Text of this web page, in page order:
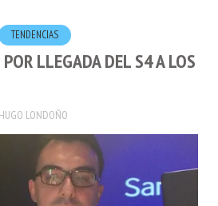
TENDENCIAS
LLEGADA DEL S4 A LOS